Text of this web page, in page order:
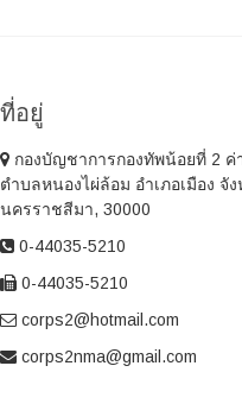
ที่อยู่
กองบัญชาการกองทัพน้อยที่ 2 ค่
ตำบลหนองไผ่ล้อม อำเภอเมือง จัง
นครราชสีมา, 30000
0-44035-5210
0-44035-5210
corps2@hotmail.com
corps2nma@gmail.com